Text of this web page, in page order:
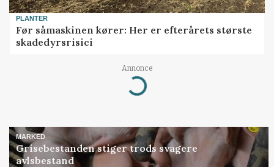
PLANTER
Før såmaskinen kører: Her er efterårets største
skadedyrsrisici
Annonce
Loading...
MARKED
Grisebestanden stiger trods svagere
avlsbestand